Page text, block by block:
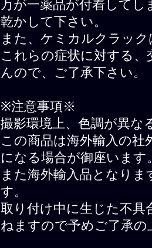
万が一薬品が付着して
乾かして下さい。
また、ケミカルクラッ
これらの症状に対する
んので、ご了承下さい。
※注意事項※
撮影環境上、色調が異な
この商品は海外輸入の
になる場合が御座います
また海外輸入品となり
す。
取り付け中に生じた不具
ねますので予めご了承